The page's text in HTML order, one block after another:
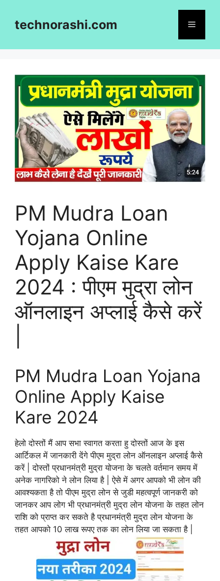
contenttechnorashi.com Menu
PM Mudra Loan
Yojana Online
Apply Kaise Kare
2024 : पीएम मुद्रा लोन
ऑनलाइन अप्लाई कैसे करें
PM Mudra Loan Yojana
Online Apply Kaise
Kare 2024
हेलो दोस्तों मैं आप सभा स्वागत करता हु दोस्तों आज के इस
आर्टिकल में जानकारी देंगे पीएम मुद्रा लोन ऑनलाइन अप्लाई कैसे
करें | दोस्तों प्रधानमंत्री मुद्रा योजना के चलते वर्तमान समय में
अनेक नागरिको ने लोन लिया है | ऐसे में अगर आपको भी लोन की
आवश्यकता है तो पीएम मुद्रा लोन से जुडी महत्वपूर्ण जानकरी को
जानकर आप लोग भी प्रधानमंत्री मुद्रा लोन योजना के तहत लोन
राशि को प्राप्त कर सकते है प्रधानमंत्री मुद्रा लोन योजना के
तहत आपको 10 लाख रूपए तक का लोन लिया जा सकता है |